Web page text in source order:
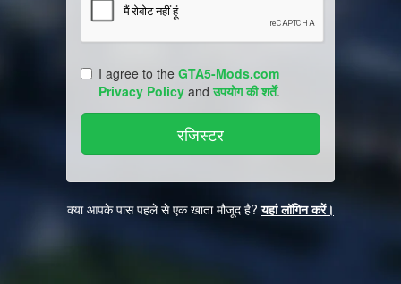
I agree to the GTA5-Mods.com
Privacy Policy andउपयोग की शर्तें.
क्या आपके पास पहले से एक खाता मौजूद है?यहां लॉगिन करें।